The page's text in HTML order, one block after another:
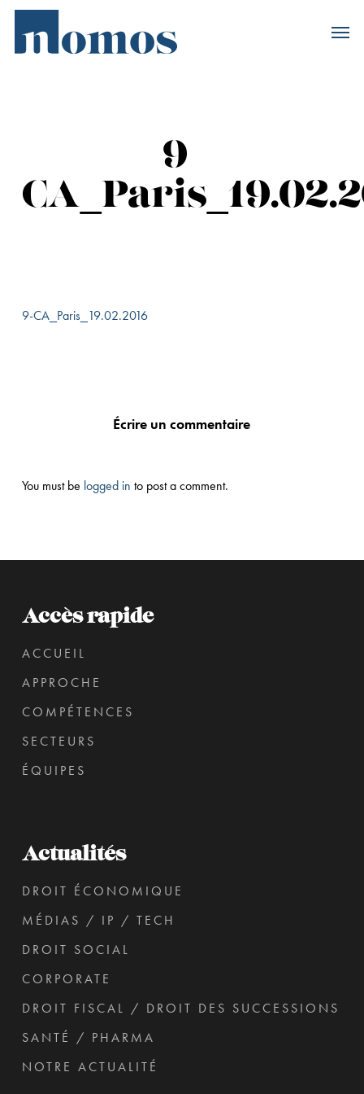
Skip
main
Accès rapide
9-
9-CA_Paris_19.02.2016
Écrire un commentaire
You must be logged in to post a comment.
Accès rapide
ACCUEIL
APPROCHE
COMPÉTENCES
SECTEURS
ÉQUIPES
Actualités
DROIT ÉCONOMIQUE
MÉDIAS / IP / TECH
DROIT SOCIAL
CORPORATE
DROIT FISCAL / DROIT DES SUCCESSIONS
SANTÉ / PHARMA
NOTRE ACTUALITÉ